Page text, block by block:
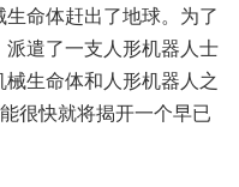
命体赶出了地球。为了
遣了一支人形机器人士
生命体和人形机器人之
很快就将揭开一个早已